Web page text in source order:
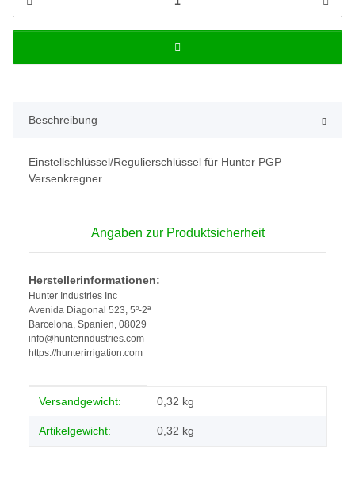
Beschreibung
Einstellschlüssel/Regulierschlüssel für Hunter PGP
Versenkregner
Angaben zur Produktsicherheit
Herstellerinformationen:
Hunter Industries Inc
Avenida Diagonal 523, 5º-2ª
Barcelona, Spanien, 08029
info@hunterindustries.com
https://hunterirrigation.com
Produkteigenschaft
Wert
Versandgewicht: 0,32 kg
Artikelgewicht: 0,32 kg